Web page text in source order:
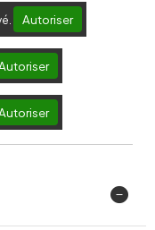
Autoriser